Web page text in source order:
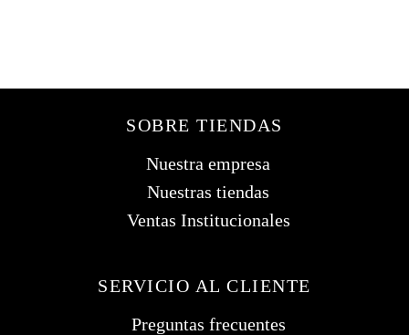
SOBRE TIENDAS
Nuestra empresa
Nuestras tiendas
Ventas Institucionales
SERVICIO AL CLIENTE
Preguntas frecuentes